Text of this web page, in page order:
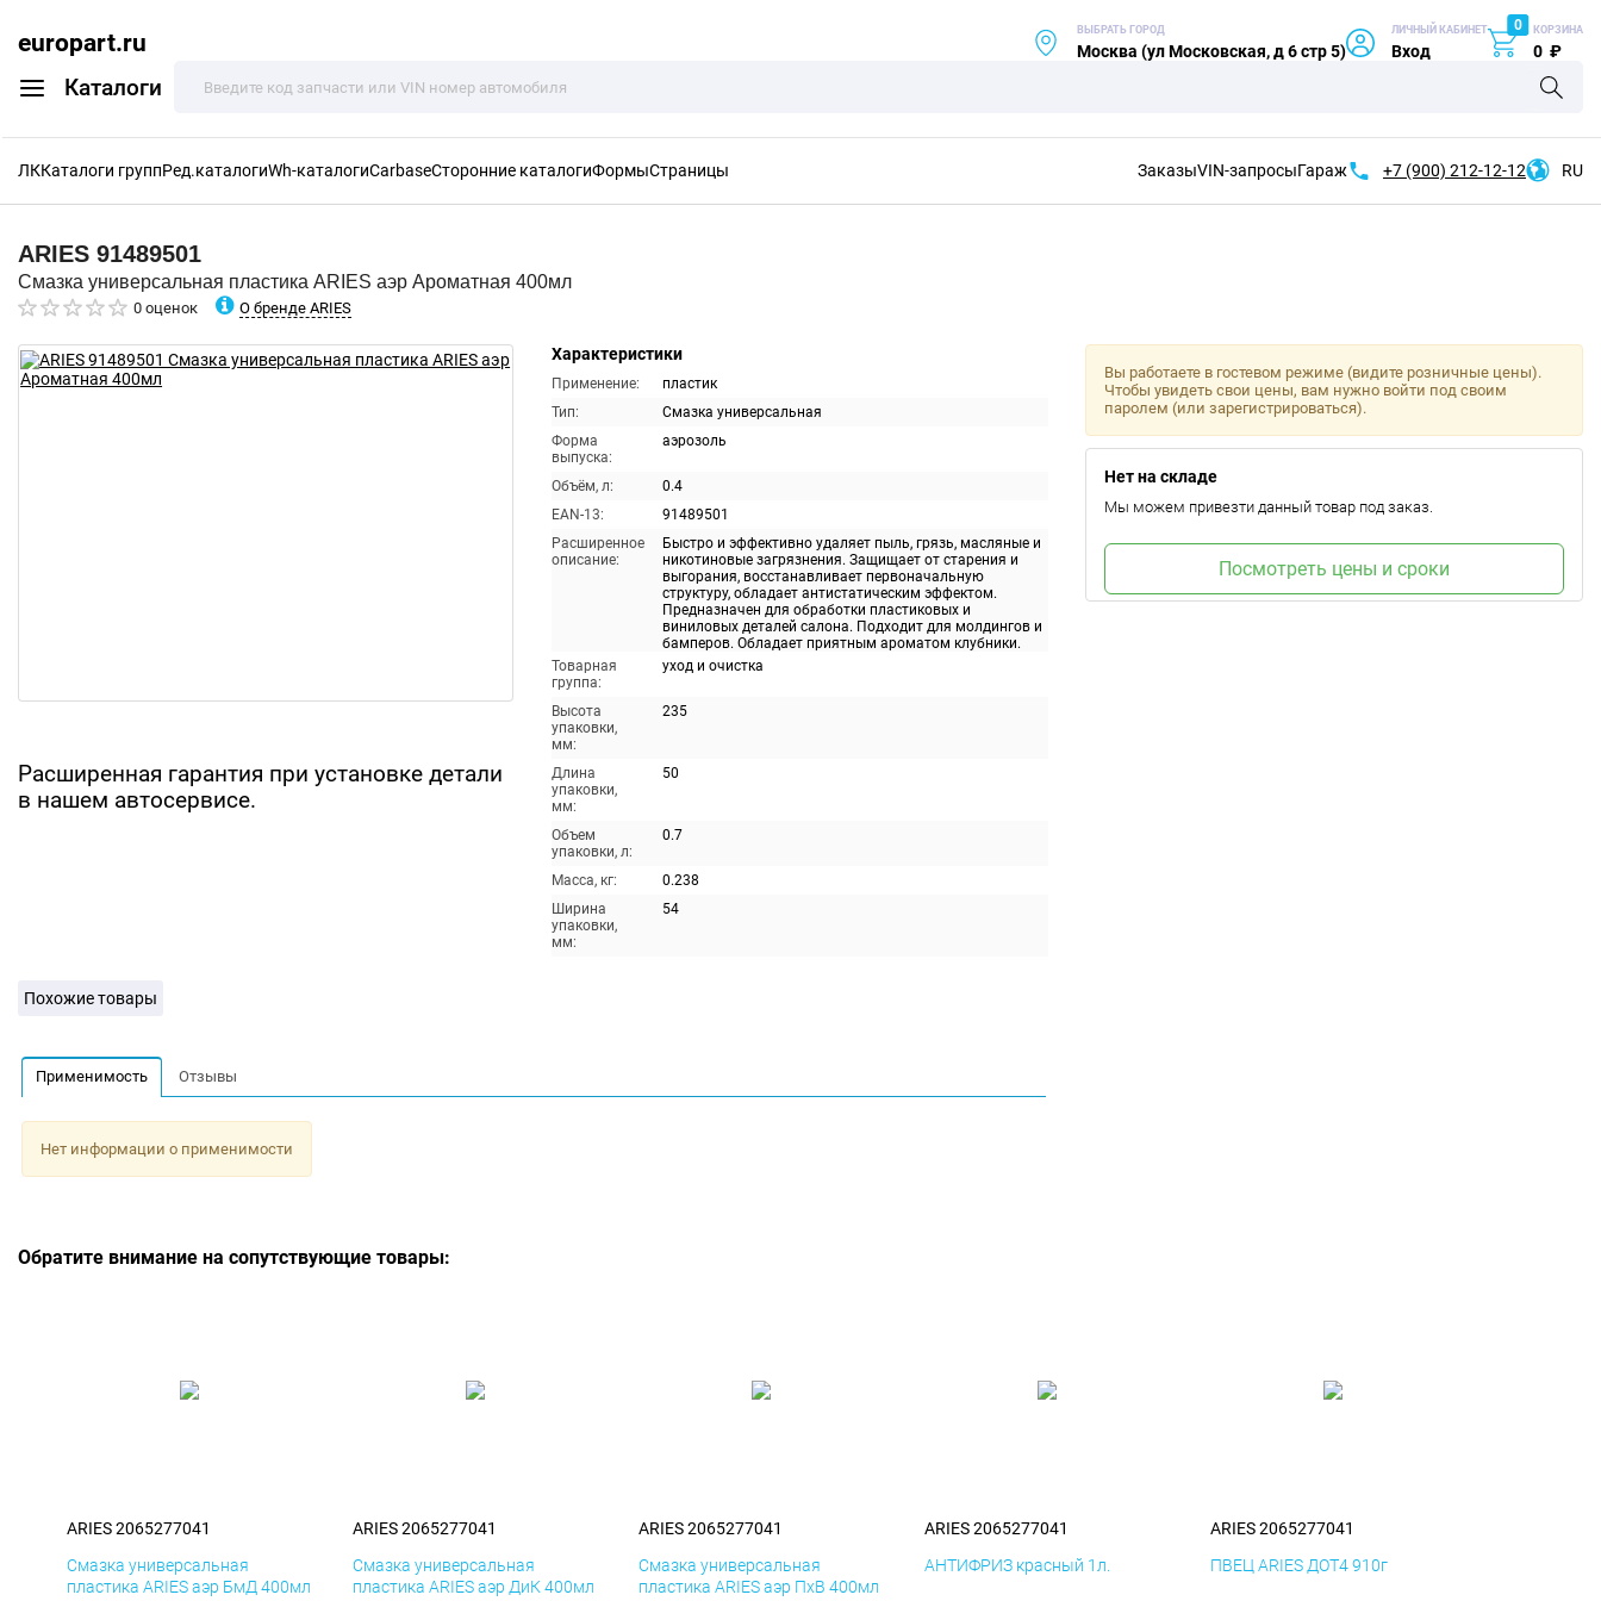
europart.ru
Каталоги
ВЫБРАТЬ ГОРОД
Москва (ул Московская, д 6 стр 5)
ЛИЧНЫЙ КАБИНЕТ
Вход
0 КОРЗИНА
0 ₽
ЛККаталоги группРед.каталогиWh-каталогиCarbaseСторонние каталогиФормыСтраницы ЗаказыVIN-запросыГараж +7 (900) 212-12-12 RU
ARIES 91489501
Смазка универсальная пластика ARIES аэр Ароматная 400мл
0 оценок О бренде ARIES
Расширенная гарантия при установке детали
в нашем автосервисе.
Характеристики
Применение:
пластик
Тип:
Смазка универсальная
Форма
выпуска:
аэрозоль
Объём, л:
0.4
EAN-13:
91489501
Расширенное
описание:
Быстро и эффективно удаляет пыль, грязь, масляные и
никотиновые загрязнения. Защищает от старения и
выгорания, восстанавливает первоначальную
структуру, обладает антистатическим эффектом.
Предназначен для обработки пластиковых и
виниловых деталей салона. Подходит для молдингов и
бамперов. Обладает приятным ароматом клубники.
Товарная
группа:
уход и очистка
Высота
упаковки,
мм:
235
Длина
упаковки,
мм:
50
Объем
упаковки, л:
0.7
Масса, кг:
0.238
Ширина
упаковки,
мм:
54
Вы работаете в гостевом режиме (видите розничные цены).
Чтобы увидеть свои цены, вам нужно войти под своим
паролем (или зарегистрироваться).
Нет на складе
Мы можем привезти данный товар под заказ.
Посмотреть цены и сроки
Похожие товары
Применимость Отзывы
Нет информации о применимости
Обратите внимание на сопутствующие товары:
ARIES 2065277041
Смазка универсальная
пластика ARIES аэр БмД 400мл
ARIES 2065277041
Смазка универсальная
пластика ARIES аэр ДиК 400мл
ARIES 2065277041
Смазка универсальная
пластика ARIES аэр ПхВ 400мл
ARIES 2065277041
АНТИФРИЗ красный 1л.
ARIES 2065277041
ПВЕЦ ARIES ДОТ4 910г